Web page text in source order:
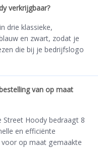
verkrijgbaar?
drie klassieke,
en zwart, zodat je
die bij je bedrijfslogo
van op maat
Street Hoody bedraagt 8
en efficiënte
op maat gemaakte